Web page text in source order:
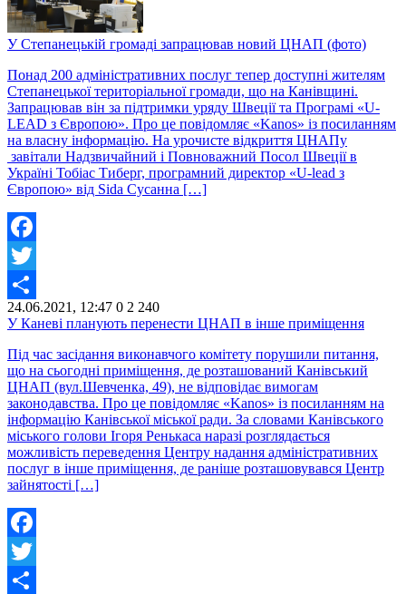
У Степанецькій громаді запрацював новий ЦНАП (фото)
Понад 200 адміністративних послуг тепер доступні жителям
Степанецької територіальної громади, що на Канівщині.
Запрацював він за підтримки уряду Швеції та Програмі «U-
LEAD з Європою». Про це повідомляє «Kanos» із посиланням
на власну інформацію. На урочисте відкриття ЦНАПу
завітали Надзвичайний і Повноважний Посол Швеції в
Україні Тобіас Тиберг, програмний директор «U-lead з
Європою» від Sida Сусанна […]
Facebook
Twitter
Share
24.06.2021, 12:47 0 2 240
У Каневі планують перенести ЦНАП в інше приміщення
Під час засідання виконавчого комітету порушили питання,
що на сьогодні приміщення, де розташований Канівський
ЦНАП (вул.Шевченка, 49), не відповідає вимогам
законодавства. Про це повідомляє «Kanos» із посиланням на
інформацію Канівської міської ради. За словами Канівського
міського голови Ігоря Ренькаса наразі розглядається
можливість переведення Центру надання адміністративних
послуг в інше приміщення, де раніше розташовувався Центр
зайнятості […]
Facebook
Twitter